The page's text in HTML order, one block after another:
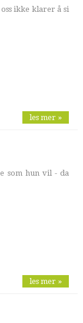
ikke klarer å si
les mer »
som hun vil - da
les mer »